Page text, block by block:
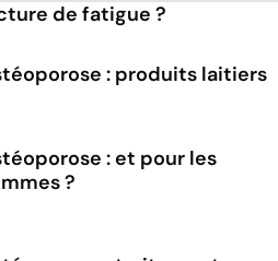
de fatigue ?
: produits laitiers
: et pour les
?